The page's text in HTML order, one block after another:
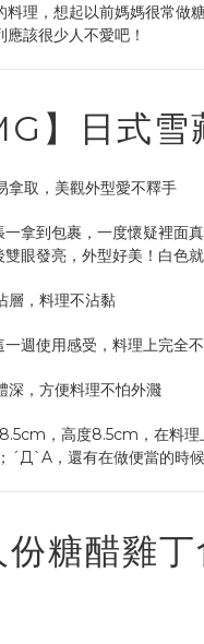
料理，想起以前媽媽很常做
該很少人不愛吧！
】日式
取，美觀外型愛不釋手
一拿到包裹，一度懷疑裡面
雙眼發亮，外型好美！白色
，料理不沾黏
一週使用感受，料理上完全
，方便料理不怕外濺
，高度8.5cm，在料理
糖醋雞丁